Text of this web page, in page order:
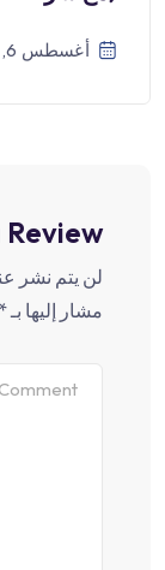
أغسطس 6, 2026
لن يتم نشر
مشار إليها بـ*